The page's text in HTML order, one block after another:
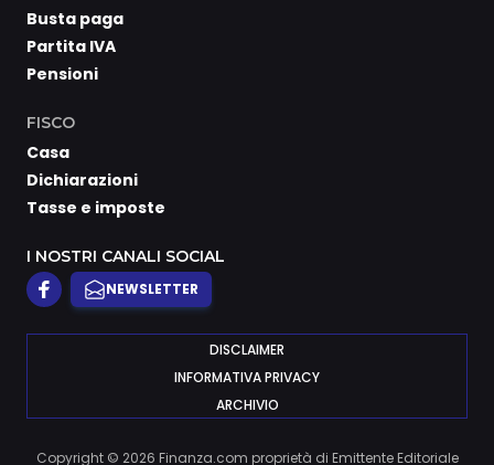
Busta paga
Partita IVA
Pensioni
FISCO
Casa
Dichiarazioni
Tasse e imposte
I NOSTRI CANALI SOCIAL
NEWSLETTER
DISCLAIMER
INFORMATIVA PRIVACY
ARCHIVIO
Copyright © 2026 Finanza.com proprietà di Emittente Editoriale